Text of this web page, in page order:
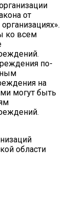
от
ко всем
по-
на
могут быть
области